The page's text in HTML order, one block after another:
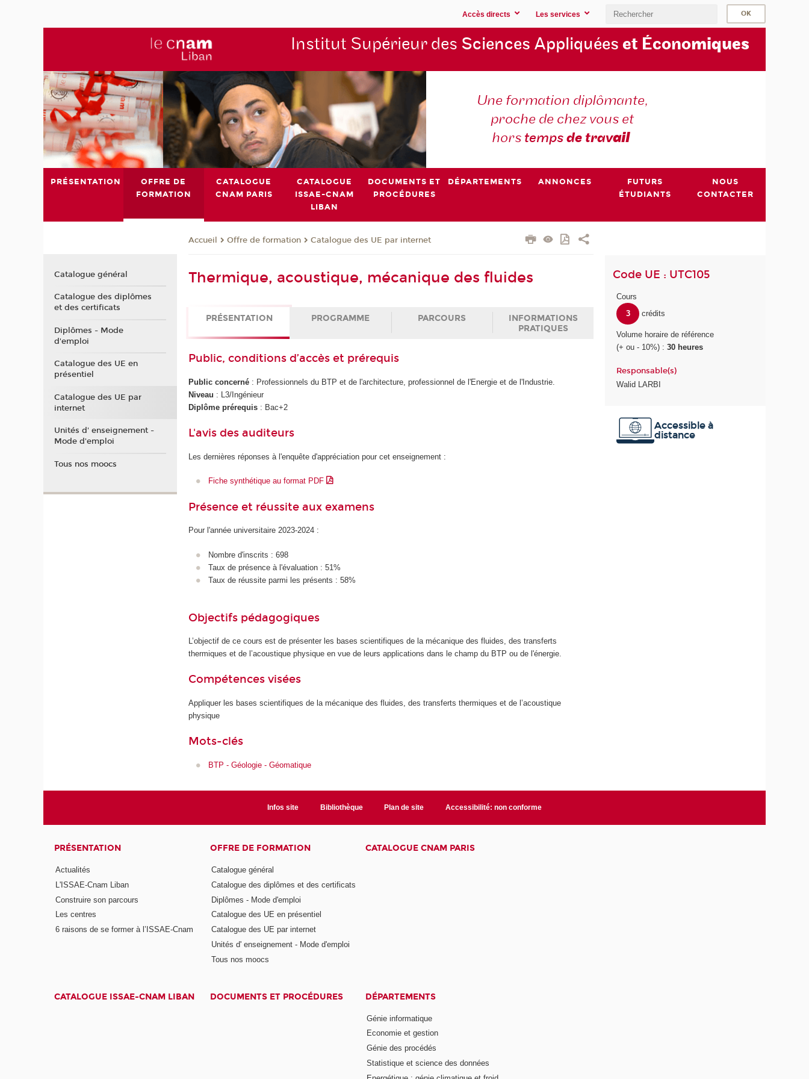
Accès directs Les services
Institut Supérieur des Sciences Appliquées et Économiques
Une formation diplômante,
proche de chez vous et
hors tempsde travail
PRÉSENTATION
OFFRE DE
FORMATION
CATALOGUE
CNAM PARIS
CATALOGUE
ISSAE-CNAM
LIBAN
DOCUMENTS ET
PROCÉDURES
DÉPARTEMENTS ANNONCES
FUTURS
ÉTUDIANTS
NOUS
CONTACTER
Accueil Offre de formation Catalogue des UE par internet
Thermique, acoustique, mécanique des fluides
PRÉSENTATION PROGRAMME PARCOURS
INFORMATIONS
PRATIQUES
Public, conditions d’accès et prérequis
Public concerné : Professionnels du BTP et de l'architecture, professionnel de l'Energie et de l'Industrie.
Niveau : L3/Ingénieur
Diplôme prérequis : Bac+2
L'avis des auditeurs
Les dernières réponses à l'enquête d'appréciation pour cet enseignement :
Fiche synthétique au format PDF
Présence et réussite aux examens
Pour l'année universitaire 2023-2024 :
Nombre d'inscrits : 698
Taux de présence à l'évaluation : 51%
Taux de réussite parmi les présents : 58%
Objectifs pédagogiques
L’objectif de ce cours est de présenter les bases scientifiques de la mécanique des fluides, des transferts
thermiques et de l’acoustique physique en vue de leurs applications dans le champ du BTP ou de l'énergie.
Compétences visées
Appliquer les bases scientifiques de la mécanique des fluides, des transferts thermiques et de l’acoustique
physique
Mots-clés
BTP - Géologie - Géomatique
Code UE : UTC105
Cours
3
crédits
Volume horaire de référence
(+ ou - 10%) :30 heures
Responsable(s)
Walid LARBI
Accessible à
distance
Catalogue général
Catalogue des diplômes
et des certificats
Diplômes - Mode
d'emploi
Catalogue des UE en
présentiel
Catalogue des UE par
internet
Unités d' enseignement -
Mode d'emploi
Tous nos moocs
Infos site Bibliothèque Plan de site Accessibilité: non conforme
PRÉSENTATION
Actualités
L'ISSAE-Cnam Liban
Construire son parcours
Les centres
6 raisons de se former à l’ISSAE-Cnam
OFFRE DE FORMATION
Catalogue général
Catalogue des diplômes et des certificats
Diplômes - Mode d'emploi
Catalogue des UE en présentiel
Catalogue des UE par internet
Unités d' enseignement - Mode d'emploi
Tous nos moocs
CATALOGUE CNAM PARIS
CATALOGUE ISSAE-CNAM LIBAN DOCUMENTS ET PROCÉDURES DÉPARTEMENTS
Génie informatique
Economie et gestion
Génie des procédés
Statistique et science des données